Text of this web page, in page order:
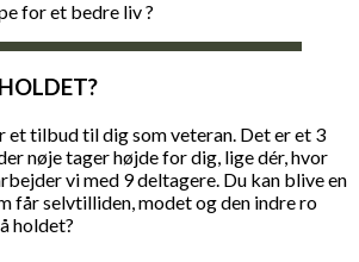
for et bedre liv ?
et tilbud til dig som veteran. Det er et 3
nøje tager højde for dig, lige dér, hvor
vi med 9 deltagere. Du kan blive en
får selvtilliden, modet og den indre ro
holdet?